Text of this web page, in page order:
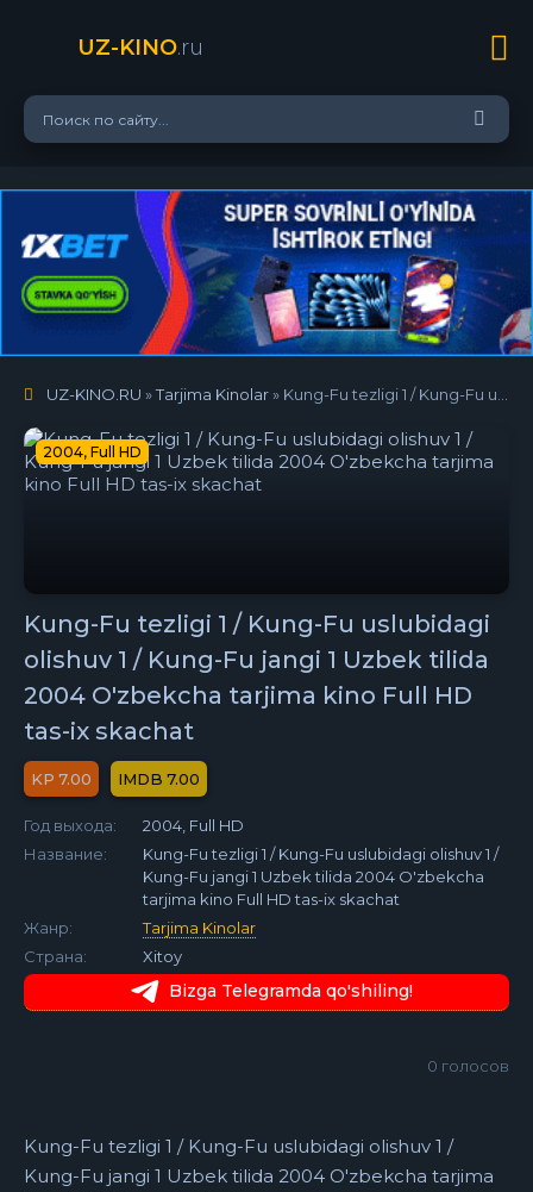
UZ-KINO.ru
UZ-KINO.RU »Tarjima Kinolar» Kung-Fu tezligi 1 / Kung-Fu uslubidagi olishuv 1 / Kung-Fu jangi 1 Uzbek tilida 2004 O'zbekcha tarjima kino Full HD tas-ix skachat
2004, Full HD
Kung-Fu tezligi 1 / Kung-Fu uslubidagi
olishuv 1 / Kung-Fu jangi 1 Uzbek tilida
2004 O'zbekcha tarjima kino Full HD
tas-ix skachat
7.00 7.00
Год выхода:
2004, Full HD
Название:
Kung-Fu tezligi 1 / Kung-Fu uslubidagi olishuv 1 /
Kung-Fu jangi 1 Uzbek tilida 2004 O'zbekcha
tarjima kino Full HD tas-ix skachat
Жанр:
Tarjima Kinolar
Страна:
Xitoy
Bizga Telegramda qo'shiling!
0 голосов
Kung-Fu tezligi 1 / Kung-Fu uslubidagi olishuv 1 /
Kung-Fu jangi 1 Uzbek tilida 2004 O'zbekcha tarjima